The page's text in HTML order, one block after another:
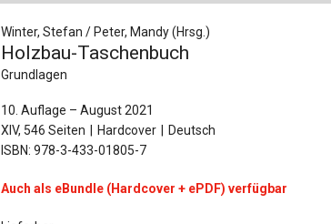
Winter, Stefan / Peter, Mandy (Hrsg.)
Holzbau-Taschenbuch
Grundlagen
10. Auflage – August 2021
XIV, 546 Seiten
Hardcover
Deutsch
ISBN: 978-3-433-01805-7
Auch als eBundle (Hardcover + ePDF) verfügbar